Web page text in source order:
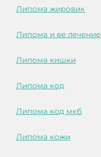
Липома жировик
Липома и ее лечение
Липома кишки
Липома код
Липома код мкб
Липома кожи